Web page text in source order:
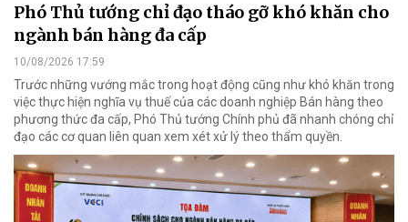
Phó Thủ tướng chỉ đạo tháo gỡ khó khăn cho
ngành bán hàng đa cấp
10/08/2026 17:59
Trước những vướng mắc trong hoạt động cũng như khó khăn trong
việc thực hiện nghĩa vụ thuế của các doanh nghiệp Bán hàng theo
phương thức đa cấp, Phó Thủ tướng Chính phủ đã nhanh chóng chỉ
đạo các cơ quan liên quan xem xét xử lý theo thẩm quyền.